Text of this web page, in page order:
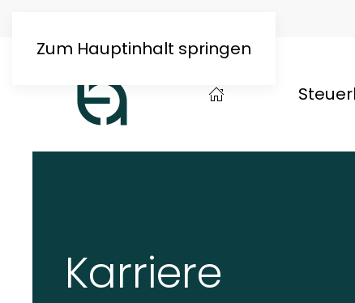
Zum Hauptinhalt springen
Karriere